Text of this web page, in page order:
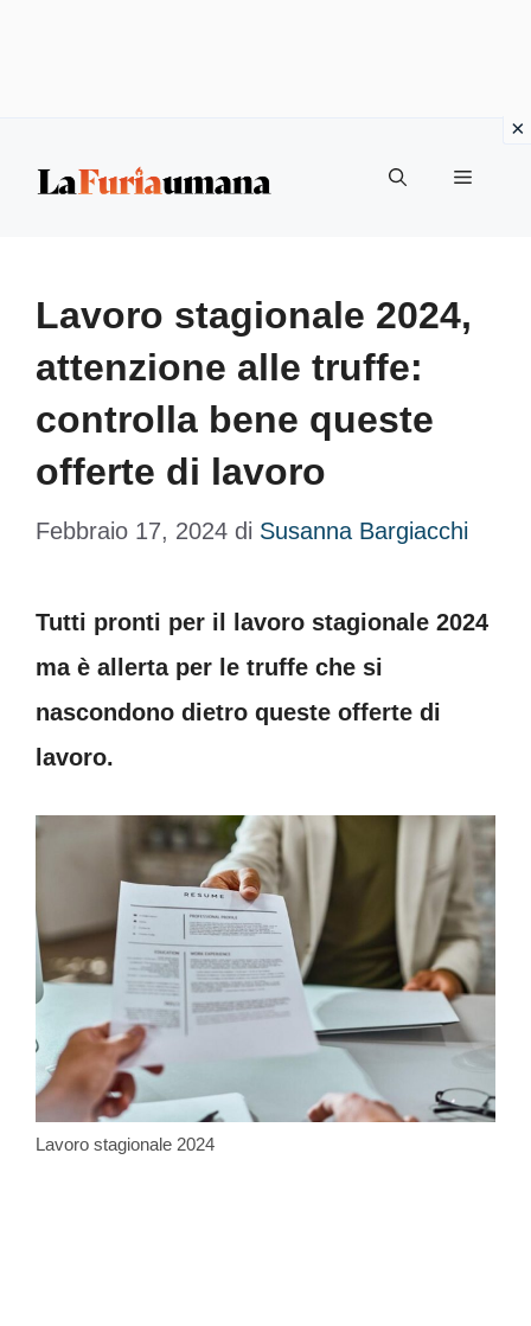
Menu
Lavoro stagionale 2024,
attenzione alle truffe:
controlla bene queste
offerte di lavoro
Febbraio 17, 2024 di Susanna Bargiacchi
Tutti pronti per il lavoro stagionale 2024
ma è allerta per le truffe che si
nascondono dietro queste offerte di
lavoro.
Lavoro stagionale 2024